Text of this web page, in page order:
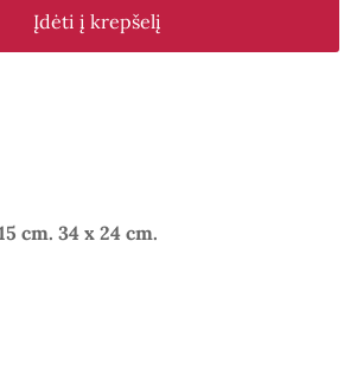
Įdėti į krepšelį
cm. 34 x 24 cm.